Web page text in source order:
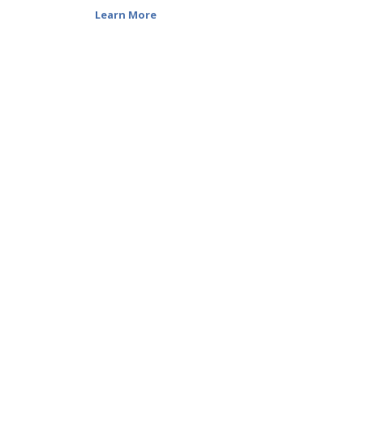
Learn More